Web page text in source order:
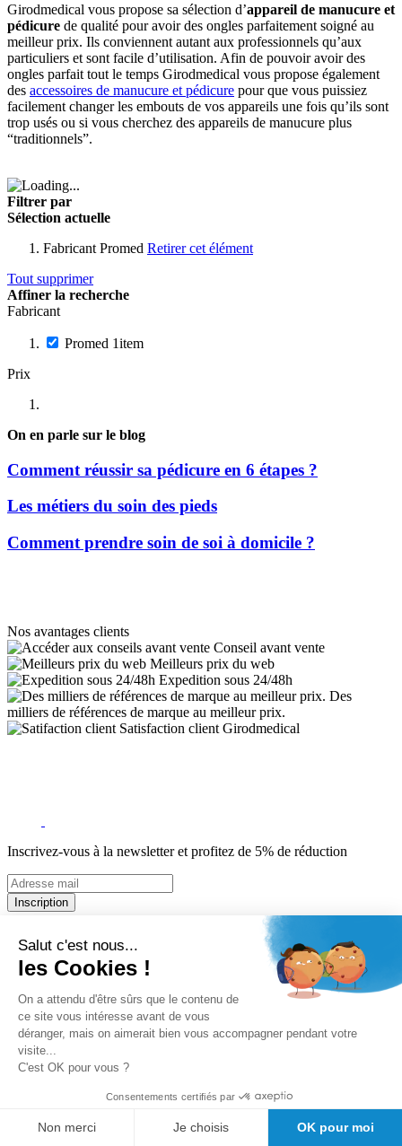
Girodmedical vous propose sa sélection d’appareil de manucure et
pédicure de qualité pour avoir des ongles parfaitement soigné au
meilleur prix. Ils conviennent autant aux professionnels qu’aux
particuliers et sont facile d’utilisation. Afin de pouvoir avoir des
ongles parfait tout le temps Girodmedical vous propose également
des accessoires de manucure et pédicure pour que vous puissiez
facilement changer les embouts de vos appareils une fois qu’ils sont
trop usés ou si vous cherchez des appareils de manucure plus
“traditionnels”.
Filtrer par
Sélection actuelle
Fabricant Promed Retirer cet élément
Tout supprimer
Affiner la recherche
Fabricant
Promed 1item
Prix
On en parle sur le blog
Comment réussir sa pédicure en 6 étapes ?
Les métiers du soin des pieds
Comment prendre soin de soi à domicile ?
Nos avantages clients
Conseil avant vente
Meilleurs prix du web
Expedition sous 24/48h
Des
milliers de références de marque au meilleur prix.
Satisfaction client Girodmedical
Inscrivez-vous à la newsletter et profitez de 5% de réduction
Inscription
5% de remise valable sur votre prochaine commande de matériel
médical !
Offres promotionnelles, nouveautés, dernières tendances : soyez les
A propos de Girodmedical
Qui sommes-nous?
Mandats administratifs Chorus
Le Blog de GirodMedical
Nos engagements
Demande de devis
Salut c'est nous...
les Cookies !
On a attendu d'être sûrs que le contenu de
ce site vous intéresse avant de vous
déranger, mais on aimerait bien vous accompagner pendant votre
visite...
C'est OK pour vous ?
Consentements certifiés par
Non merci Je choisis OK pour moi